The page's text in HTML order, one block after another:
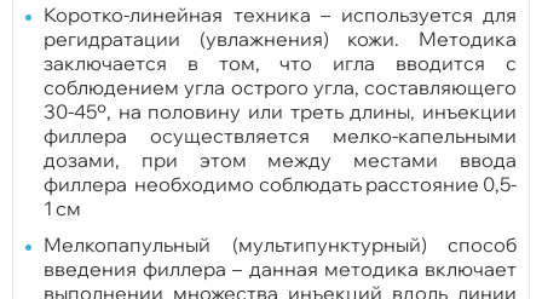
Коротко-линейная техника – используется для
регидратации (увлажнения) кожи. Методика
заключается в том, что игла вводится с
соблюдением угла острого угла, составляющего
30-45º, на половину или треть длины, инъекции
филлера осуществляется мелко-капельными
дозами, при этом между местами ввода
филлера необходимо соблюдать расстояние 0,5-
1 см
Мелкопапульный (мультипунктурный) способ
введения филлера – данная методика включает
выполнении множества инъекций вдоль линии